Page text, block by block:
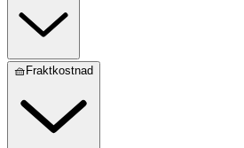
🧺Fraktkostnad